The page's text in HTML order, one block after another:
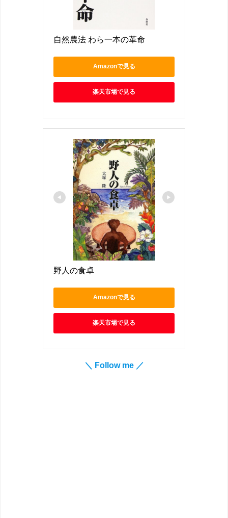
自然農法 わら一本の革命
Amazonで見る
楽天市場で見る
野人の食卓
Amazonで見る
楽天市場で見る
＼ Follow me ／